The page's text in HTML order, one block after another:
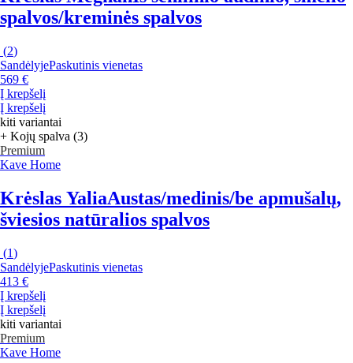
spalvos/kreminės spalvos
(2)
SandėlyjePaskutinis vienetas
569 €
Į krepšelį
Į krepšelį
kiti variantai
+ Kojų spalva (3)
Premium
Kave Home
Krėslas YaliaAustas/medinis/be apmušalų,
šviesios natūralios spalvos
(1)
SandėlyjePaskutinis vienetas
413 €
Į krepšelį
Į krepšelį
kiti variantai
Premium
Kave Home